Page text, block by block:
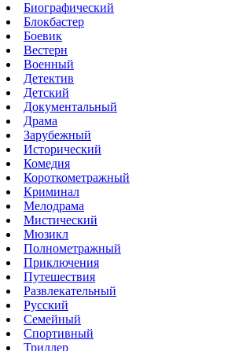
Биографический
Блокбастер
Боевик
Вестерн
Военный
Детектив
Детский
Документальный
Драма
Зарубежный
Исторический
Комедия
Короткометражный
Криминал
Мелодрама
Мистический
Мюзикл
Полнометражный
Приключения
Путешествия
Развлекательный
Русский
Семейный
Спортивный
Триллер